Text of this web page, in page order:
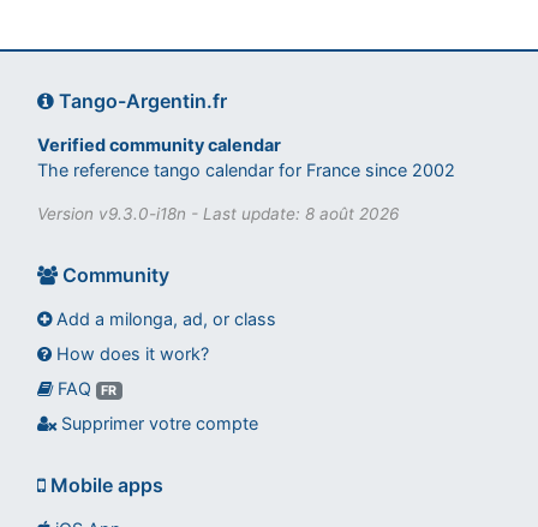
Tango-Argentin.fr
Verified community calendar
The reference tango calendar for France since 2002
Version v9.3.0-i18n - Last update: 8 août 2026
Community
Add a milonga, ad, or class
How does it work?
FAQ
FR
Supprimer votre compte
Mobile apps
Assistant tango-argentin.fr
Questions sur les milongas, cours et stages